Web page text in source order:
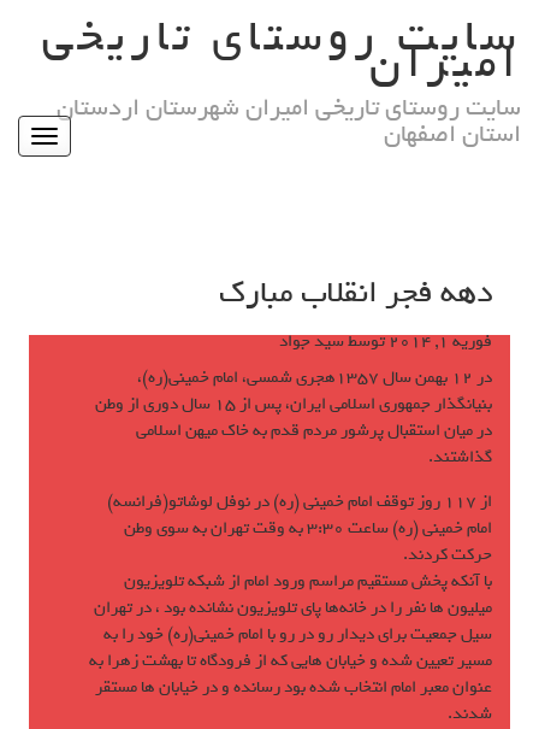
contentسایت روستای تاریخی
امیران
سایت روستای تاریخی امیران شهرستان اردستان
استان اصفهان Toggle
دهه فجر انقلاب مبارك
فوریه 1, 2014 توسطسید جواد
در 12 بهمن سال 1357هجري شمسي، امام خميني(ره)،
بنيانگذار جمهوري اسلامي ايران، پس از 15 سال دوري از وطن
در ميان استقبال پرشور مردم قدم به خاك ميهن اسلامي
گذاشتند.
از 117 روز توقف امام خميني (ره) در نوفل لوشاتو(فرانسه)
امام خميني (ره) ساعت 3:30 به وقت تهران به سوي وطن
حركت كردند.
با آنكه پخش مستقيم مراسم ورود امام از شبكه تلويزيون
ميليون ها نفر را در خانه‌ها پاي تلويزيون نشانده بود ، در تهران
سيل جمعيت براي ديدار رو در رو با امام خميني(ره) خود را به
مسير تعيين شده و خيابان هايي كه از فرودگاه تا بهشت زهرا به
عنوان معبر امام انتخاب شده بود رسانده و در خيابان ها مستقر
شدند.